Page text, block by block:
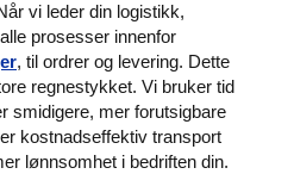
vi leder din logistikk,
prosesser innenfor
, til ordrer og levering. Dette
regnestykket. Vi bruker tid
smidigere, mer forutsigbare
kostnadseffektiv transport
lønnsomhet i bedriften din.